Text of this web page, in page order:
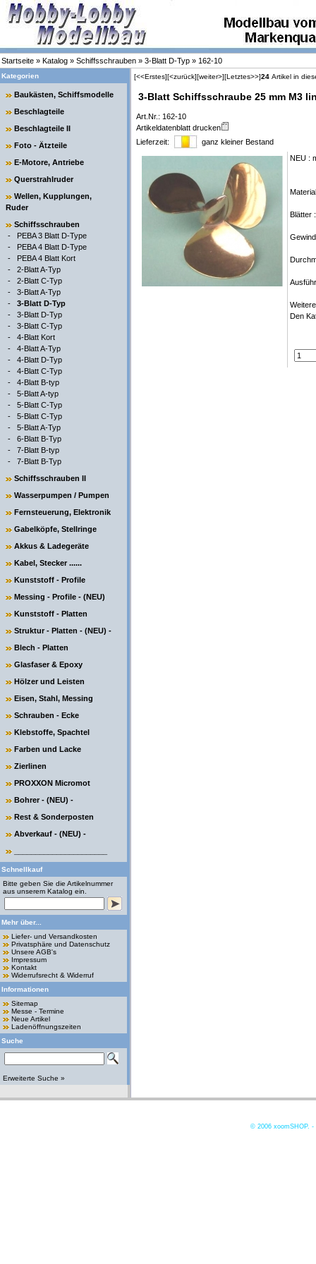
Startseite » Katalog » Schiffsschrauben » 3-Blatt D-Typ » 162-10
Kategorien
Baukästen, Schiffsmodelle
Beschlagteile
Beschlagteile II
Foto - Ätzteile
E-Motore, Antriebe
Querstrahlruder
Wellen, Kupplungen,
Ruder
Schiffsschrauben
- PEBA 3 Blatt D-Type
- PEBA 4 Blatt D-Type
- PEBA 4 Blatt Kort
- 2-Blatt A-Typ
- 2-Blatt C-Typ
- 3-Blatt A-Typ
- 3-Blatt D-Typ
- 3-Blatt D-Typ
- 3-Blatt C-Typ
- 4-Blatt Kort
- 4-Blatt A-Typ
- 4-Blatt D-Typ
- 4-Blatt C-Typ
- 4-Blatt B-typ
- 5-Blatt A-typ
- 5-Blatt C-Typ
- 5-Blatt C-Typ
- 5-Blatt A-Typ
- 6-Blatt B-Typ
- 7-Blatt B-typ
- 7-Blatt B-Typ
Schiffsschrauben II
Wasserpumpen / Pumpen
Fernsteuerung, Elektronik
Gabelköpfe, Stellringe
Akkus & Ladegeräte
Kabel, Stecker ......
Kunststoff - Profile
Messing - Profile - (NEU)
Kunststoff - Platten
Struktur - Platten - (NEU) -
Blech - Platten
Glasfaser & Epoxy
Hölzer und Leisten
Eisen, Stahl, Messing
Schrauben - Ecke
Klebstoffe, Spachtel
Farben und Lacke
Zierlinen
PROXXON Micromot
Bohrer - (NEU) -
Rest & Sonderposten
Abverkauf - (NEU) -
Schnellkauf
Bitte geben Sie die Artikelnummer
aus unserem Katalog ein.
Mehr über...
Liefer- und Versandkosten
Privatsphäre und Datenschutz
Unsere AGB's
Impressum
Kontakt
Widerrufsrecht & Widerruf
Informationen
Sitemap
Messe - Termine
Neue Artikel
Ladenöffnungszeiten
Suche
Erweiterte Suche »
[<<Erstes][<zurück][weiter>][Letztes>>]24 Artikel in
3-Blatt Schiffsschraube 25 mm M3
Art.Nr.: 162-10
Artikeldatenblatt drucken
Lieferzeit:
ganz kleiner Bestand
NEU :
Blätter
Den
© 2006 xoomSHOP. -